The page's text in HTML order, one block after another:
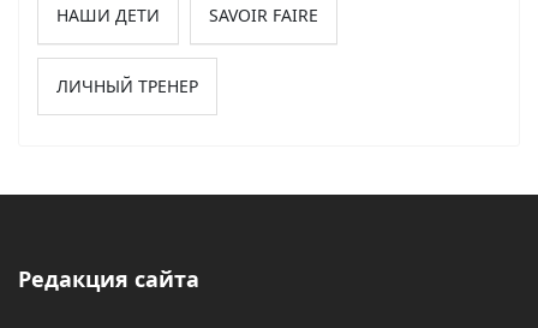
НАШИ ДЕТИ SAVOIR FAIRE
ЛИЧНЫЙ ТРЕНЕР
Редакция сайта